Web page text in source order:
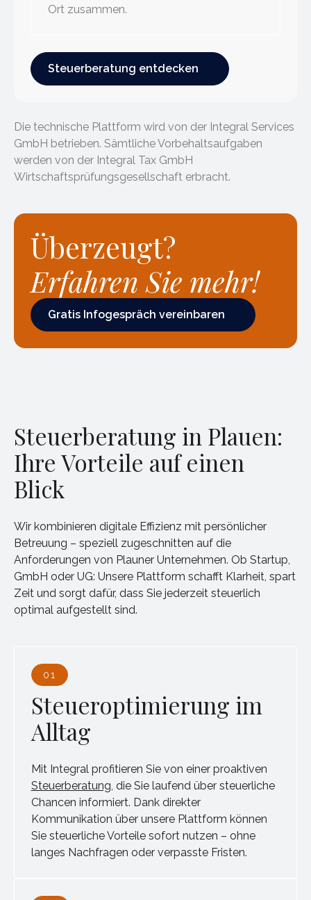
Ort zusammen.
Steuerberatung entdecken
Steuerberatung entdecken
Die technische Plattform wird von der Integral Services
GmbH betrieben. Sämtliche Vorbehaltsaufgaben
werden von der Integral Tax GmbH
Wirtschaftsprüfungsgesellschaft erbracht.
Überzeugt?
Erfahren Sie mehr!
Gratis Infogespräch vereinbaren
Gratis Infogespräch vereinbaren
Steuerberatung in Plauen:
Ihre Vorteile auf einen
Blick
Wir kombinieren digitale Effizienz mit persönlicher
Betreuung – speziell zugeschnitten auf die
Anforderungen von Plauner Unternehmen. Ob Startup,
GmbH oder UG: Unsere Plattform schafft Klarheit, spart
Zeit und sorgt dafür, dass Sie jederzeit steuerlich
optimal aufgestellt sind.
01
Steueroptimierung im
Alltag
Mit Integral profitieren Sie von einer proaktiven
Steuerberatung, die Sie laufend über steuerliche
Chancen informiert. Dank direkter
Kommunikation über unsere Plattform können
Sie steuerliche Vorteile sofort nutzen – ohne
langes Nachfragen oder verpasste Fristen.